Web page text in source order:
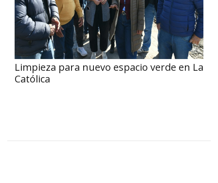
Limpieza para nuevo espacio verde en La
Católica